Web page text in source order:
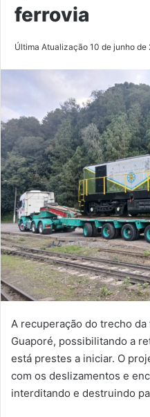
ferrovia
Última Atualização 10 de junho de
A recuperação do trecho
Guaporé, possibilitando a
está prestes a iniciar. O
com os deslizamentos e
interditando e destruindo